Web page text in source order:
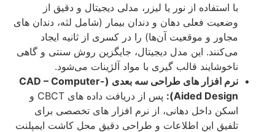
با استفاده از نور یا لیزر، مدلی دیجیتال و دقیق از
وضعیت فعلی دهان و دندان بیمار (شامل لثه، دندان‌ های
مجاور و موقعیت آن‌ها) را در کسری از ثانیه ایجاد
می‌کنند. این مدل دیجیتال، جایگزین روش سنتی و گاهی
ناخوشایند قالب‌ گیری با مواد آلژینات می‌شود.
نرم‌ افزار های طراحی سه‌ بعدی (CAD – Computer-
Aided Design):
پس از دریافت داده‌ های CBCT و
اسکن داخل دهانی، از نرم‌ افزار های تخصصی برای
تلفیق این اطلاعات و طراحی دقیق محل کاشت ایمپلنت